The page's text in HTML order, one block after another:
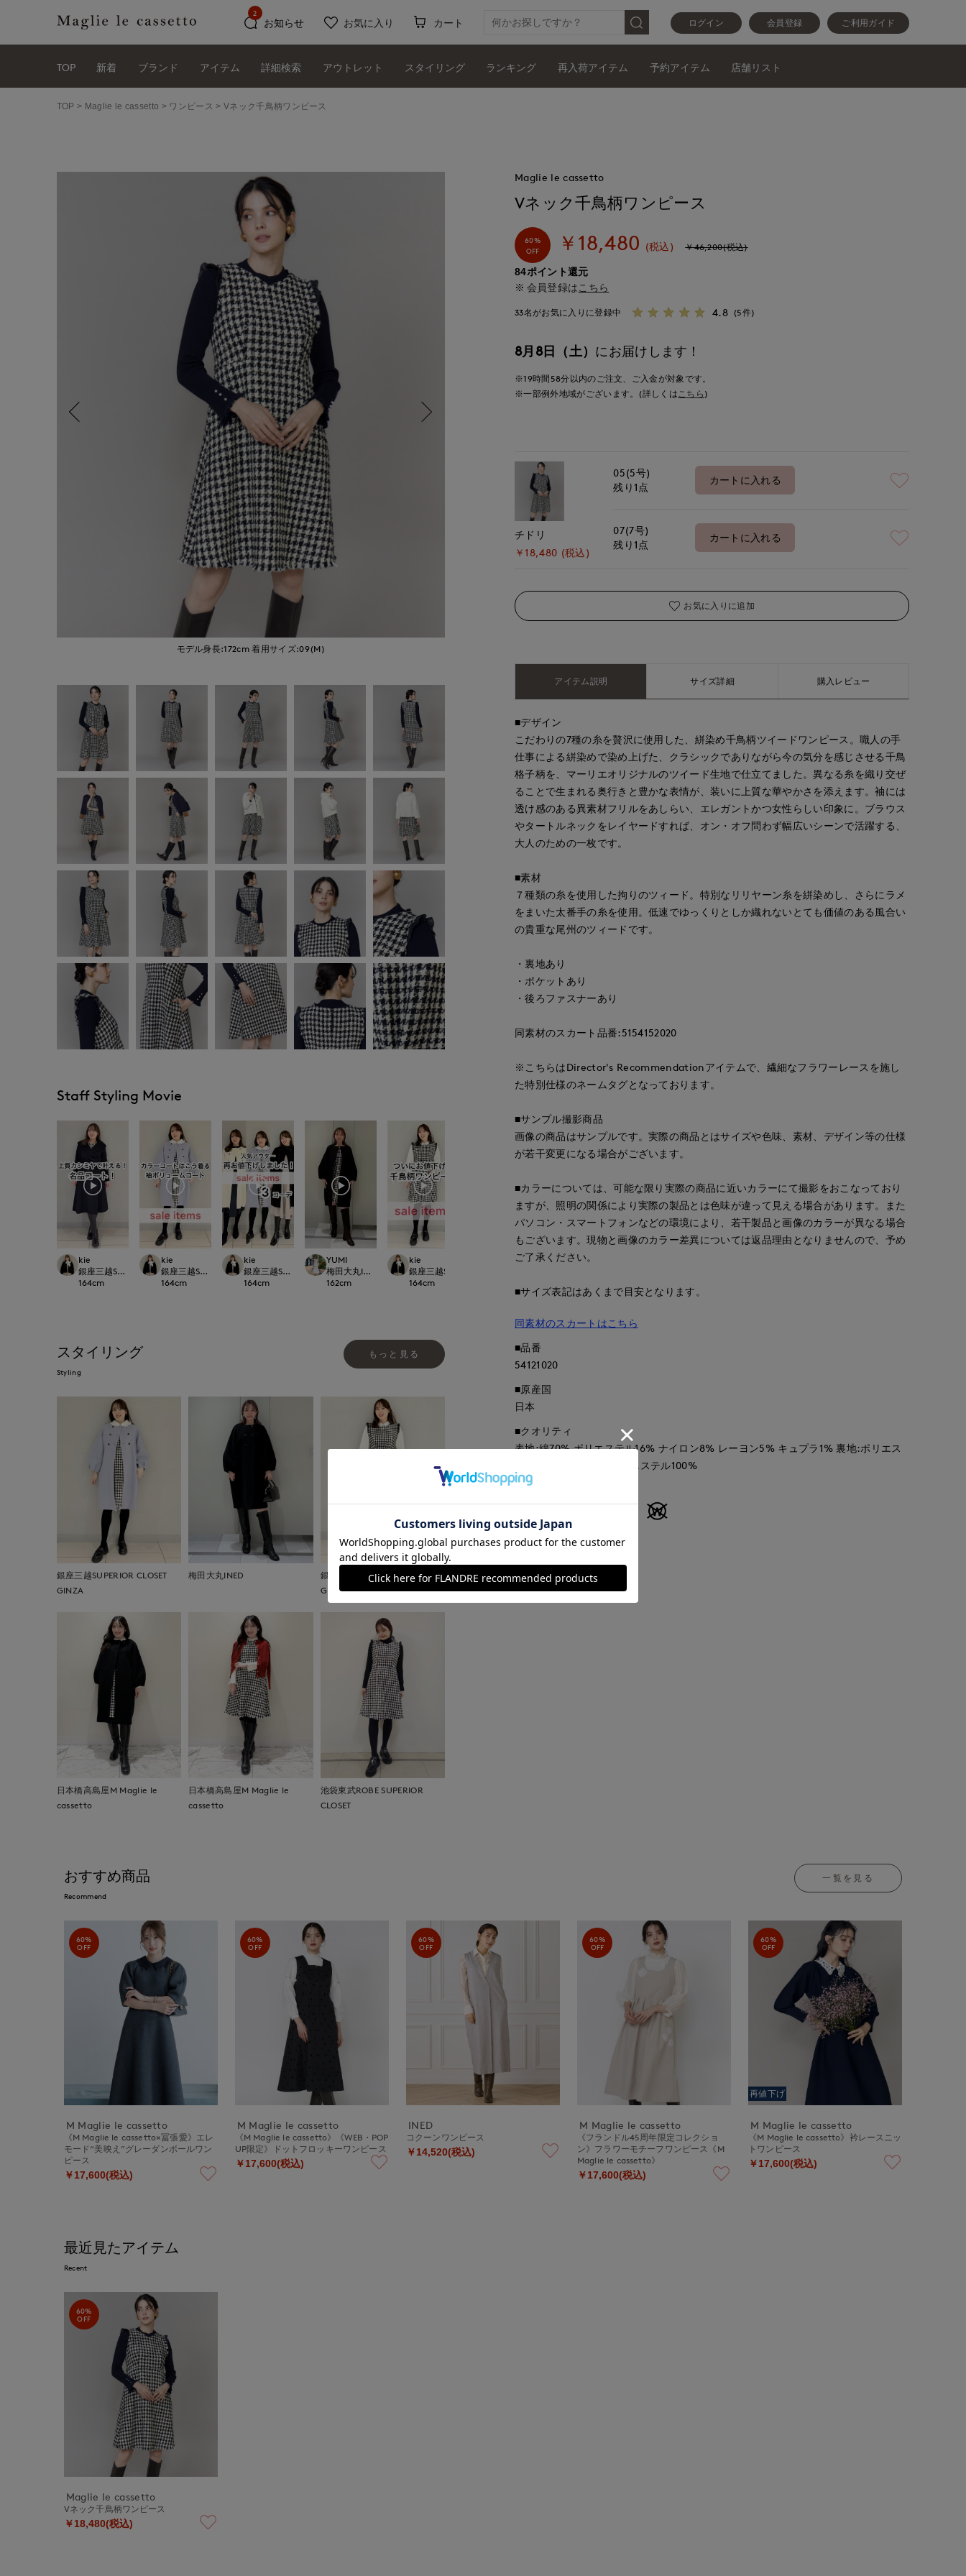
ログイン 会員登録 ご利用ガイド
お知らせ
2
お気に入り カート
TOP 新着 ブランド アイテム 詳細検索 アウトレット スタイリング ランキング 再入荷アイテム 予約アイテム 店舗リスト
TOP Maglie le cassetto ワンピース Vネック千鳥柄ワンピース
モデル身長:172cm 着用サイズ:09(M)
Staff Styling Movie
kie
銀座三越SUPERIOR CLOSET GINZA
164cm
kie
銀座三越SUPERIOR CLOSET GINZA
164cm
kie
銀座三越SUPERIOR CLOSET GINZA
164cm
YUMI
梅田大丸INED
162cm
kie
銀座三越SUPERIOR CLOSET GINZA
164cm
minami
Rina
スタイリング
Styling
もっと見る
銀座三越SUPERIOR CLOSET
GINZA
梅田大丸INED
銀座三越SUPERIOR CLOSET
GINZA
日本橋高島屋M Maglie le
cassetto
日本橋高島屋M Maglie le
cassetto
池袋東武ROBE SUPERIOR
CLOSET
Maglie le cassetto
Vネック千鳥柄ワンピース
60%
OFF
￥18,480 (税込) ￥46,200(税込)
84ポイント還元
会員登録は こちら
33名がお気に入りに登録中 4.8 (5件)
8月8日（土） にお届けします！
※19時間 58分以内のご注文、ご入金が対象です。
※一部例外地域がございます。(詳しくはこちら )
チドリ
￥18,480 (税込)
05(5号)
残り1点
カートに入れる
07(7号)
残り1点
カートに入れる
お気に入りに追加
アイテム説明 サイズ詳細 購入レビュー
■デザイン
こだわりの7種の糸を贅沢に使用した、絣染め千鳥柄ツイードワンピース。職人の手
仕事による絣染めで染め上げた、クラシックでありながら今の気分を感じさせる千鳥
格子柄を、マーリエオリジナルのツイード生地で仕立てました。異なる糸を織り交ぜ
ることで生まれる奥行きと豊かな表情が、装いに上質な華やかさを添えます。袖には
透け感のある異素材フリルをあしらい、エレガントかつ女性らしい印象に。ブラウス
やタートルネックをレイヤードすれば、オン・オフ問わず幅広いシーンで活躍する、
大人のための一枚です。
■素材
７種類の糸を使用した拘りのツィード。特別なリリヤーン糸を絣染めし、さらにラメ
をまいた太番手の糸を使用。低速でゆっくりとしか織れないとても価値のある風合い
の貴重な尾州のツィードです。
・裏地あり
・ポケットあり
・後ろファスナーあり
同素材のスカート品番:5154152020
※こちらはDirector's Recommendationアイテムで、繊細なフラワーレースを施し
た特別仕様のネームタグとなっております。
■サンプル撮影商品
画像の商品はサンプルです。実際の商品とはサイズや色味、素材、デザイン等の仕様
が若干変更になる場合がございます。
■カラーについては、可能な限り実際の商品に近いカラーにて撮影をおこなっており
ますが、照明の関係により実際の製品とは色味が違って見える場合があります。また
パソコン・スマートフォンなどの環境により、若干製品と画像のカラーが異なる場合
もございます。現物と画像のカラー差異については返品理由となりませんので、予め
ご了承ください。
■サイズ表記はあくまで目安となります。
同素材のスカートはこちら
■品番
54121020
■原産国
日本
■クオリティ
表地:綿70% ポリエステル16% ナイロン8% レーヨン5% キュプラ1% 裏地:ポリエス
テル100% 別布部分:ポリエステル100%
■取扱い方法
取り扱いについて
おすすめ商品
Recommend
一覧を見る
60%
OFF
M Maglie le cassetto
《M Maglie le cassetto×冨張愛》エレ
モード“美映え”グレーダンボールワン
ピース
￥17,600(税込)
60%
OFF
M Maglie le cassetto
《M Maglie le cassetto》《WEB・POP
UP限定》ドットフロッキーワンピース
￥17,600(税込)
60%
OFF
INED
コクーンワンピース
￥14,520(税込)
60%
OFF
M Maglie le cassetto
《フランドル45周年限定コレクショ
ン》フラワーモチーフワンピース《M
Maglie le cassetto》
￥17,600(税込)
60%
OFF
再値下げ
M Maglie le cassetto
《M Maglie le cassetto》衿レースニッ
トワンピース
￥17,600(税込)
最近見たアイテム
Recent
60%
OFF
Maglie le cassetto
Vネック千鳥柄ワンピース
￥18,480(税込)